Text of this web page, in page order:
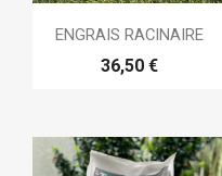
ENGRAIS RACINAIRE
36,50 €